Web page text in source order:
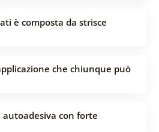
è composta da strisce
che chiunque può
con forte